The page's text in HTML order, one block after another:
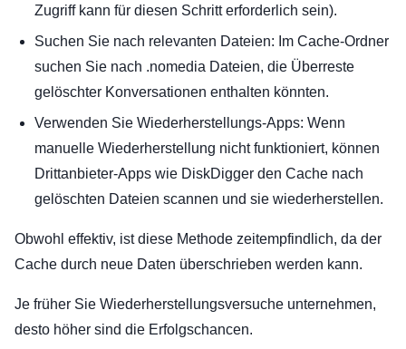
Zugriff kann für diesen Schritt erforderlich sein).
Suchen Sie nach relevanten Dateien: Im Cache-Ordner
suchen Sie nach .nomedia Dateien, die Überreste
gelöschter Konversationen enthalten könnten.
Verwenden Sie Wiederherstellungs-Apps: Wenn
manuelle Wiederherstellung nicht funktioniert, können
Drittanbieter-Apps wie DiskDigger den Cache nach
gelöschten Dateien scannen und sie wiederherstellen.
Obwohl effektiv, ist diese Methode zeitempfindlich, da der
Cache durch neue Daten überschrieben werden kann.
Je früher Sie Wiederherstellungsversuche unternehmen,
desto höher sind die Erfolgschancen.